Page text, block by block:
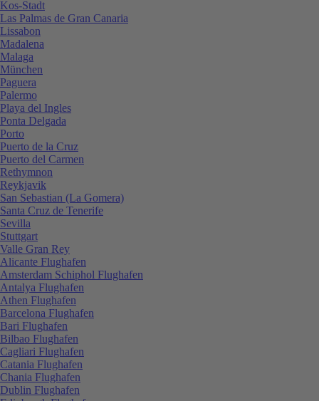
Kos-Stadt
Las Palmas de Gran Canaria
Lissabon
Madalena
Malaga
München
Paguera
Palermo
Playa del Ingles
Ponta Delgada
Porto
Puerto de la Cruz
Puerto del Carmen
Rethymnon
Reykjavik
San Sebastian (La Gomera)
Santa Cruz de Tenerife
Sevilla
Stuttgart
Valle Gran Rey
Alicante Flughafen
Amsterdam Schiphol Flughafen
Antalya Flughafen
Athen Flughafen
Barcelona Flughafen
Bari Flughafen
Bilbao Flughafen
Cagliari Flughafen
Catania Flughafen
Chania Flughafen
Dublin Flughafen